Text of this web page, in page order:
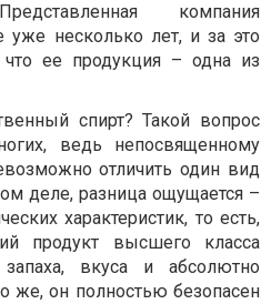
компания
уже несколько лет, и за это
что ее продукция – одна из
спирт? Такой вопрос
ведь непосвященному
отличить один вид
деле, разница ощущается –
характеристик, то есть,
продукт высшего класса
вкуса и абсолютно
же, он полностью безопасен